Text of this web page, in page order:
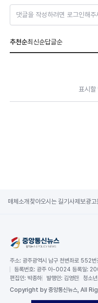
댓글을 작성하려면 로그인해주
추천순최신순답글순
표시할
매체소개 찾아오시는 길기사제보광고
주소: 광주광역시 남구 천변좌로 552
등록번호: 광주 아-0024 등록일:
편집인: 박종하 발행인: 김영란 청소
Copyright by 중앙통신뉴스, All